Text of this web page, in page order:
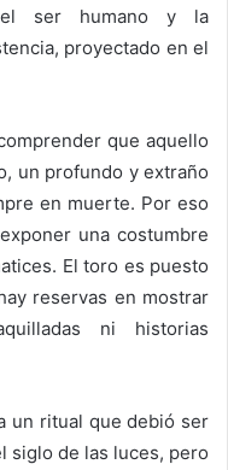
el ser humano y la
proyectado en el
que aquello
un profundo y extraño
en muerte. Por eso
una costumbre
El toro es puesto
reservas en mostrar
ni historias
un ritual que debió ser
siglo de las luces, pero